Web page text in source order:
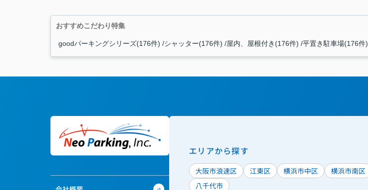
おすすめこだわり特集
goodパーキングシリーズ(176件) シャッター(176件) 屋内、屋根付き(176件) 平置き駐車場(176件)
エリアから探す
大阪市浪速区 江東区 横浜市中区 横浜市南区
八千代市